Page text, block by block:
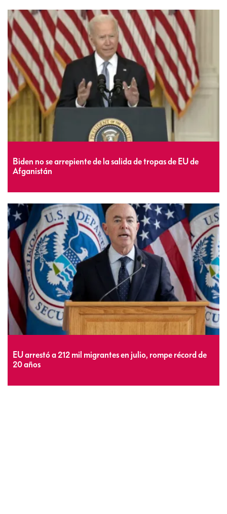
Biden no se arrepiente de la salida de tropas de EU de
Afganistán
EU arrestó a 212 mil migrantes en julio, rompe récord de
20 años